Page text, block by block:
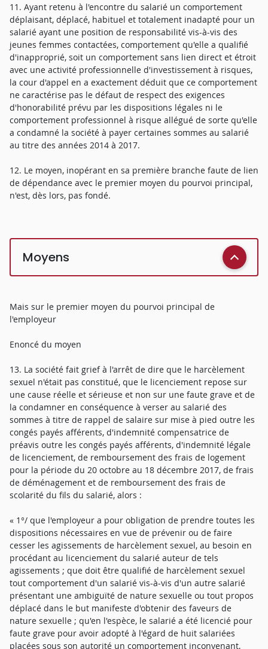
11. Ayant retenu à l'encontre du salarié un comportement
déplaisant, déplacé, habituel et totalement inadapté pour un
salarié ayant une position de responsabilité vis-à-vis des
jeunes femmes contactées, comportement qu'elle a qualifié
d'inapproprié, soit un comportement sans lien direct et étroit
avec une activité professionnelle d'investissement à risques,
la cour d'appel en a exactement déduit que ce comportement
ne caractérise pas le défaut de respect des exigences
d'honorabilité prévu par les dispositions légales ni le
comportement professionnel à risque allégué de sorte qu'elle
a condamné la société à payer certaines sommes au salarié
au titre des années 2014 à 2017.
12. Le moyen, inopérant en sa première branche faute de lien
de dépendance avec le premier moyen du pourvoi principal,
n'est, dès lors, pas fondé.
Moyens
Mais sur le premier moyen du pourvoi principal de
l'employeur
Enoncé du moyen
13. La société fait grief à l'arrêt de dire que le harcèlement
sexuel n'était pas constitué, que le licenciement repose sur
une cause réelle et sérieuse et non sur une faute grave et de
la condamner en conséquence à verser au salarié des
sommes à titre de rappel de salaire sur mise à pied outre les
congés payés afférents, d'indemnité compensatrice de
préavis outre les congés payés afférents, d'indemnité légale
de licenciement, de remboursement des frais de logement
pour la période du 20 octobre au 18 décembre 2017, de frais
de déménagement et de remboursement des frais de
scolarité du fils du salarié, alors :
« 1°/ que l'employeur a pour obligation de prendre toutes les
dispositions nécessaires en vue de prévenir ou de faire
cesser les agissements de harcèlement sexuel, au besoin en
procédant au licenciement du salarié auteur de tels
agissements ; que doit être qualifié de harcèlement sexuel
tout comportement d'un salarié vis-à-vis d'un autre salarié
présentant une ambiguïté de nature sexuelle ou tout propos
déplacé dans le but manifeste d'obtenir des faveurs de
nature sexuelle ; qu'en l'espèce, le salarié a été licencié pour
faute grave pour avoir adopté à l'égard de huit salariées
placées sous son autorité un comportement inconvenant,